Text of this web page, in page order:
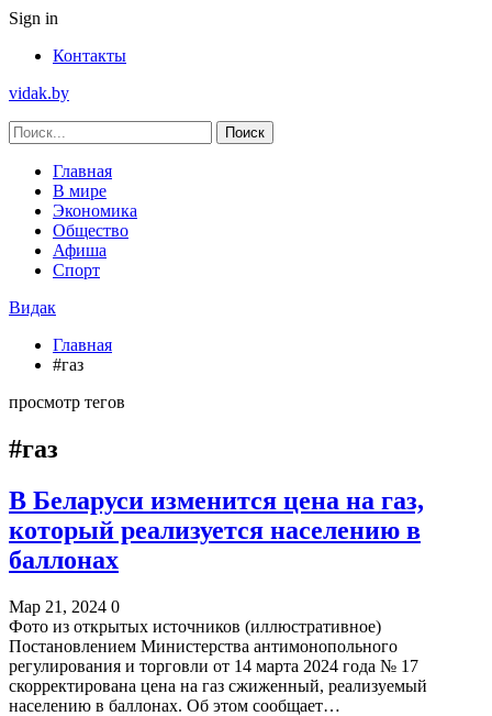
Sign in
Контакты
vidak.by
Главная
В мире
Экономика
Общество
Афиша
Спорт
Видак
Главная
#газ
просмотр тегов
#газ
В Беларуси изменится цена на газ,
который реализуется населению в
баллонах
Мар 21, 2024 0
Фото из открытых источников (иллюстративное)
Постановлением Министерства антимонопольного
регулирования и торговли от 14 марта 2024 года № 17
скорректирована цена на газ сжиженный, реализуемый
населению в баллонах. Об этом сообщает…